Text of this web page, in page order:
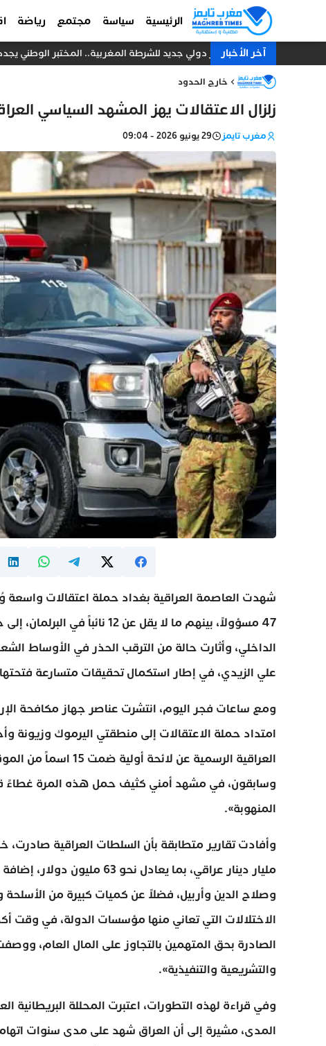
الرئيسية سياسة مجتمع رياضة
آخر الأخبارإنجاز دولي جديد للشرطة المغربية.. المختبر الوطني يجدد
خارج الحدود
زلزال الاعتقالات يهز المشهد السياسي
مغرب تايمز 29 يونيو 2026 - 09:04
شهدت العاصمة العراقية بغداد حملة اعتقالات واسعة
47 مسؤولاً، بينهم ما لا يقل
الداخلي، وأثارت حالة من الترقب الحذر في الأوساط
علي الزيدي، في إطار استكمال تحقيقات متسارعة
ومع ساعات فجر اليوم، انتشرت عناصر جهاز مكافحة
امتداد حملة الاعتقالات إلى منطقتي اليرموك وزيونة
العراقية الرسمية
وسابقون، في مشهد أمني كثيف حمل هذه المرة غطاءً
المنهوبة».
وصلاح الدين وأربيل، فضلاً عن كميات كبيرة من
الاختلالات التي تعاني منها مؤسسات الدولة، في وقت
الصادرة بحق المتهمين بالتجاوز على المال العام،
والتشريعية والتنفيذية».
وفي قراءة لهذه التطورات، اعتبرت المحللة البريطانية
المدى، مشيرة إلى أن العراق شهد على مدى سنوات